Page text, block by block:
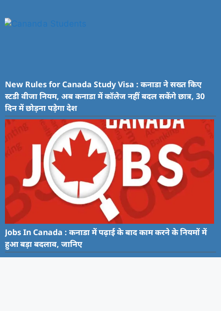
New Rules for Canada Study Visa : कनाडा ने सख्त किए
स्टडी वीजा नियम, अब कनाडा में कॉलेज नहीं बदल सकेंगे छात्र, 30
दिन में छोड़ना पड़ेगा देश
Jobs In Canada : कनाडा में पढ़ाई के बाद काम करने के नियमों में
हुआ बड़ा बदलाव, जानिए